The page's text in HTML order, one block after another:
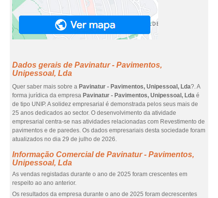
Dados gerais de Pavinatur - Pavimentos,
Unipessoal, Lda
Quer saber mais sobre a Pavinatur - Pavimentos, Unipessoal, Lda?. A
forma jurídica da empresa Pavinatur - Pavimentos, Unipessoal, Lda é
de tipo UNIP. A solidez empresarial é demonstrada pelos seus mais de
25 anos dedicados ao sector. O desenvolvimento da atividade
empresarial centra-se nas atividades relacionadas com Revestimento de
pavimentos e de paredes. Os dados empresariais desta sociedade foram
atualizados no dia 29 de julho de 2026.
Informação Comercial de Pavinatur - Pavimentos,
Unipessoal, Lda
As vendas registadas durante o ano de 2025 foram crescentes em
respeito ao ano anterior.
Os resultados da empresa durante o ano de 2025 foram decrescentes